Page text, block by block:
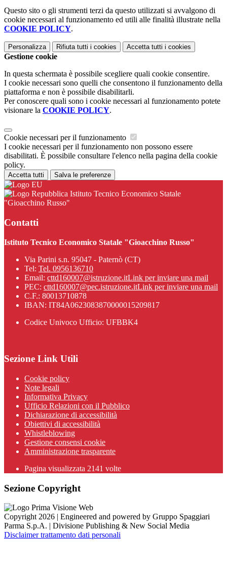
Questo sito o gli strumenti terzi da questo utilizzati si avvalgono di
cookie necessari al funzionamento ed utili alle finalità illustrate nella
COOKIE POLICY.
Personalizza Rifiuta tutti i cookies Accetta tutti i cookies
Gestione cookie
In questa schermata è possibile scegliere quali cookie consentire.
I cookie necessari sono quelli che consentono il funzionamento della
piattaforma e non è possibile disabilitarli.
Per conoscere quali sono i cookie necessari al funzionamento potete
visionare la COOKIE POLICY.
Cookie necessari per il funzionamento
I cookie necessari per il funzionamento non possono essere
disabilitati. È possibile consultare l'elenco nella pagina della cookie
policy.
Accetta tutti Salva le preferenze
Istituto Tecnico Economico Statale
"Gioacchino Russo"
Contatti
Istituto Tecnico Economico Statale "Gioacchino Russo"
Via Parini s.n. 95047 - Paternò (CT)
Tel: Tel. 0956136710
Email: cttd160007@istruzione.itLink per inviare una mail
PEC: cttd160007@pec.istruzione.itLink per inviare una mail
C.F.: 80013710878
IBAN: IT84A0623083870000015209817
Codice Univoco Ufficio: UFBBK4
Sezione Link Utili
Cookie policy
Note legali
Informativa Privacy
Ufficio Relazioni con il Pubblico
Dichiarazione di accessibilità
Obiettivi di accessibilità
Whistleblowing
Gestione consensi cookie
Amministrazione trasparente
Pagina visualizzata 2141 volte
Sezione Copyright
Copyright 2026 | Engineered and powered by Gruppo Spaggiari
Parma S.p.A. | Divisione Publishing & New Social Media
Disclaimer trattamento dati personali